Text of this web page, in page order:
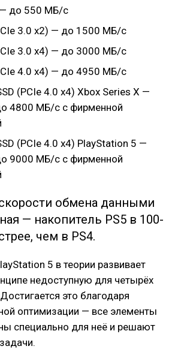
— до 550 МБ/с
3.0 x2) — до 1500 МБ/с
3.0 x4) — до 3000 МБ/с
4.0 x4) — до 4950 МБ/с
(PCIe 4.0 x4) Xbox Series X —
4800 МБ/с с фирменной
(PCIe 4.0 x4) PlayStation 5 —
9000 МБ/с с фирменной
обмена данными
— накопитель PS5 в 100-
чем в PS4.
5 в теории развивает
недоступную для четырёх
это благодаря
оптимизации — все элементы
специально для неё и решают